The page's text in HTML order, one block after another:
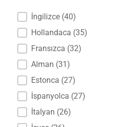
Dil İngilizce (40)
Hollandaca (35)
Fransızca (32)
Alman (31)
Estonca (27)
İspanyolca (27)
İtalyan (26)